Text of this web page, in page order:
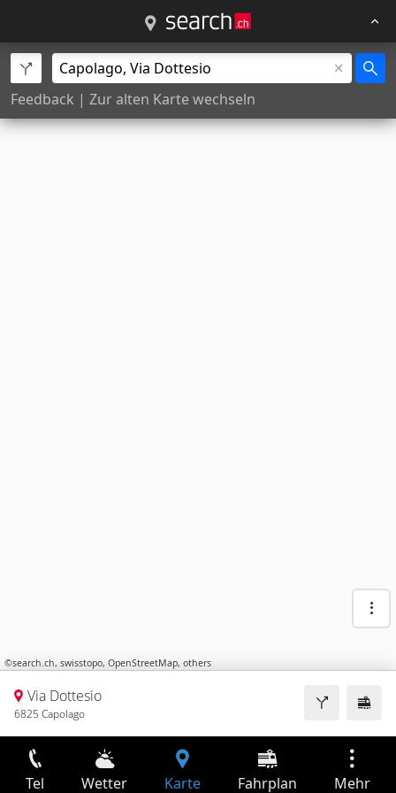
Feedback | Zur alten Karte wechseln
©search.ch, swisstopo, OpenStreetMap, others
Via Dottesio
6825 Capolago
Tel Wetter Karte Fahrplan Mehr